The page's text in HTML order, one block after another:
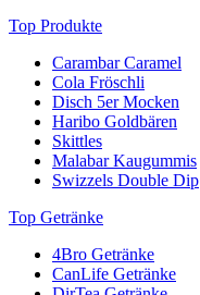
Top Produkte
Carambar Caramel
Cola Fröschli
Disch 5er Mocken
Haribo Goldbären
Skittles
Malabar Kaugummis
Swizzels Double Dip
Top Getränke
4Bro Getränke
CanLife Getränke